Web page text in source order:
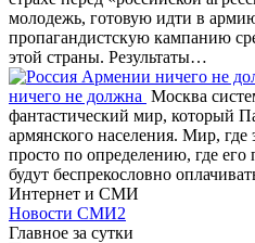
молодежь, готовую идти в
пропагандистскую кампанию
этой страны. Результаты…
ничего не должна Москва
фантастический мир, который
армянского населения. Мир,
просто по определению, где
будут беспрекословно
Интернет и СМИ
Новости СМИ2
Главное за сутки